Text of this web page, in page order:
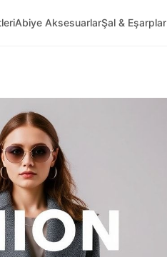
Abiye AksesuarlarŞal & Eşarplar